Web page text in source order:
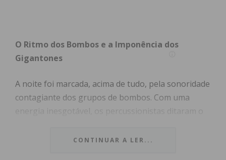
O Ritmo dos Bombos e a Imponência dos
Gigantones
A noite foi marcada, acima de tudo, pela sonoridade
contagiante dos grupos de bombos. Com uma
energia inesgotável, os percussionistas ditaram o
garantindo que ninguém ficasse indiferente à
CONTINUAR A LER...